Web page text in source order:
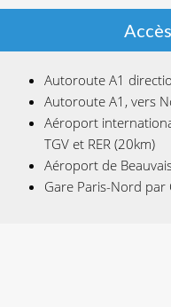
Autoroute A1
Autoroute A1, vers
Aéroport
TGV et RER (20km)
Aéroport de
Gare Paris-Nord par